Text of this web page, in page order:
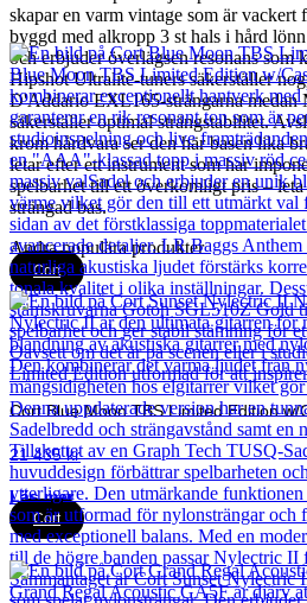
skapar en varm vintage som är vackert
byggd med alkropp 3 st hals i hård
och erbjuder överlägsen resonans som
Hipshot Ultralite-tuners säkerställer
D'Addario EXL165-strängarna medan
säkerställer optimal strängstabilitet.
krom hårdvara ser den här basen lika
letar efter ett instrument som har
spelbarhet till ett överkomligt pris –
strängad bas.
Andra populära produkter
Cort
Cort Blue Moon TBS Limited Edition w/
21 435kr
Läs mer
Cort